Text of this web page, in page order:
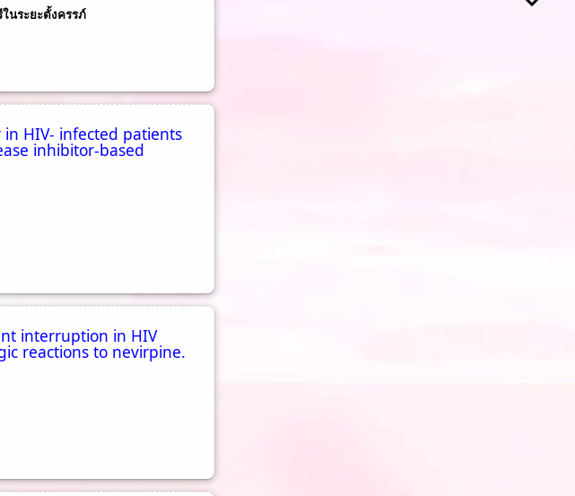
นระยะตั้งครรภ์
HIV- infected patients
inhibitor-based
interruption in HIV
reactions to nevirpine.